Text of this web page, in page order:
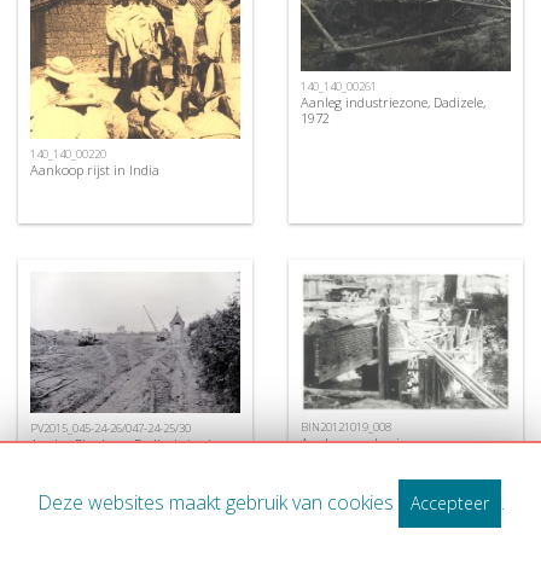
140_140_00220
Aankoop rijst in India
140_140_00261
Aanleg industriezone, Dadizele,
1972
PV2015_045-24-26/047-24-25/30
Aanleg Ringlaan, Dadizele juni
BIN20121019_008
Aanleg van de nieuwe
Deze websites maakt gebruik van cookies Accepteer .